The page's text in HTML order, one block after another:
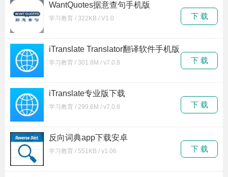
WantQuotes据意查句手机版
学习教育 / 322KB / V1.0 下 载
iTranslate Translator翻译软件手机版
下载
学习教育 / 301.8M / v7.0.8 下 载
iTranslate专业版下载
学习教育 / 299.6M / v7.0.8 下 载
反向词典app下载安卓
学习教育 / 551KB / v1.06 下 载